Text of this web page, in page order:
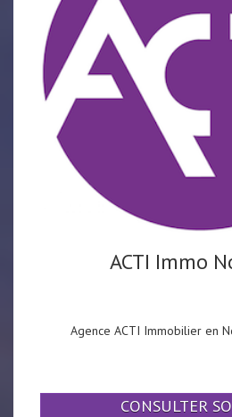
ACTI Immo
Agence ACTI Immobilier en
CONSULTER